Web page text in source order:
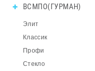
ВСМПО(ГУРМАН)
Элит
Классик
Профи
Стекло